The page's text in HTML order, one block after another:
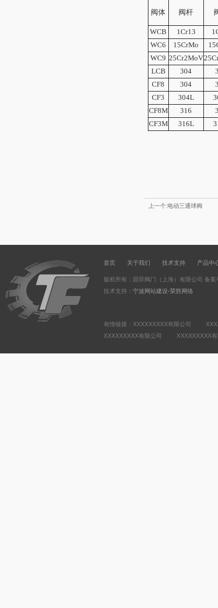
阀体 阀杆
WCB 1Cr13
WC6
15CrMo
WC9 25Cr2MoV
LCB
304
CF8
304
CF3
304L
CF8M
316
CF3M
316L
上一个:电动三通球阀
首页 关于我们 技术支持 产品中
版权所有：固菲阀门（上海）有限公司 备案
技术支持： 宁波网站建设-荣胜网络
有情链接：XXXXXXXXX有限公司
XXXXXXXXX有限公司 XXXXXXXXX有